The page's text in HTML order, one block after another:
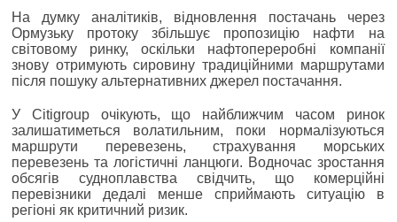
На думку аналітиків, відновлення постачань через
Ормузьку протоку збільшує пропозицію нафти на
світовому ринку, оскільки нафтопереробні компанії
знову отримують сировину традиційними маршрутами
після пошуку альтернативних джерел постачання.
У Citigroup очікують, що найближчим часом ринок
залишатиметься волатильним, поки нормалізуються
маршрути перевезень, страхування морських
перевезень та логістичні ланцюги. Водночас зростання
обсягів судноплавства свідчить, що комерційні
перевізники дедалі менше сприймають ситуацію в
регіоні як критичний ризик.